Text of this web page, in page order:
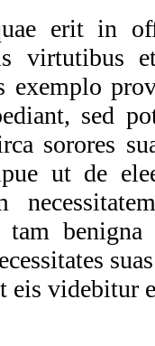
erit in
virtutibus
sed
sorores
ut de
eis videbitur